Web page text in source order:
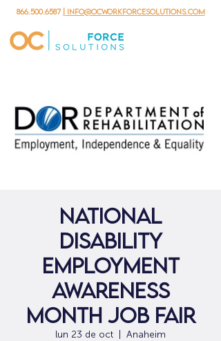
866.500.6587 | info@ocworkforcesolutions.com
National
Disability
Employment
Awareness
Month Job Fair
lun 23 de oct Anaheim